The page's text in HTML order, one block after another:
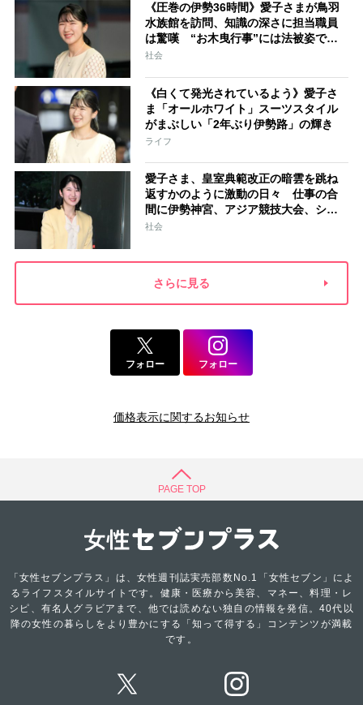
《圧巻の伊勢36時間》愛子さまが鳥羽
水族館を訪問、知識の深さに担当職員
は驚嘆 “お木曳行事”には法被姿で参
加「市民に交じって一生懸命引いてお
社会
《白くて発光されているよう》愛子さ
ま「オールホワイト」スーツスタイル
がまぶしい「2年ぶり伊勢路」の輝き
ライフ
愛子さま、皇室典範改正の暗雲を跳ね
返すかのように激動の日々 仕事の合
間に伊勢神宮、アジア競技大会、シン
ガポール…スケジュールはびっしり
社会
さらに見る
フォロー フォロー
価格表示に関するお知らせ
PAGE TOP
「女性セブンプラス」は、女性週刊誌実売部数No.1「女性セブン」によ
るライフスタイルサイトです。健康・医療から美容、マネー、料理・レ
シピ、有名人グラビアまで、他では読めない独自の情報を発信。40代以
降の女性の暮らしをより豊かにする「知って得する」コンテンツが満載
です。